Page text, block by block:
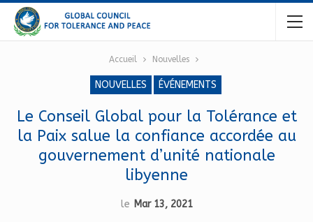
Accueil Nouvelles
NOUVELLES ÉVÉNEMENTS
Le Conseil Global pour la Tolérance et
la Paix salue la confiance accordée au
gouvernement d’unité nationale
libyenne
le Mar 13, 2021